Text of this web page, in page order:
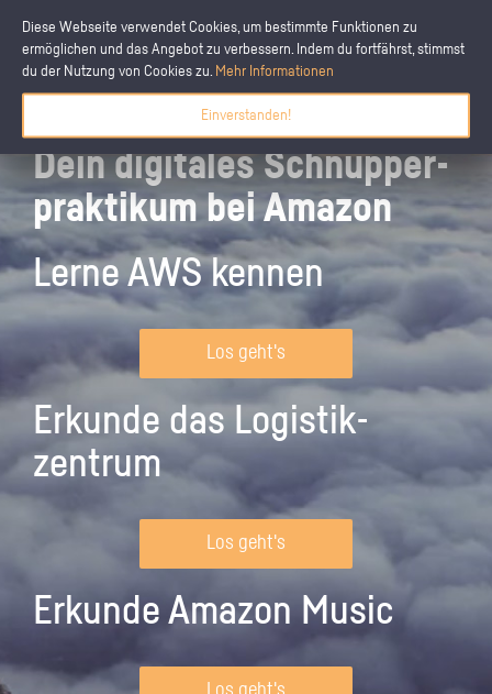
Diese Webseite verwendet Cookies, um bestimmte Funktionen zu
ermöglichen und das Angebot zu verbessern. Indem du fortfährst, stimmst
du der Nutzung von Cookies zu. Mehr Informationen
Einverstanden!
Dein digitales Schnupper­
praktikum bei Amazon
Lerne AWS kennen
Los geht's
Erkunde das Logistik­
zentrum
Los geht's
Erkunde Amazon Music